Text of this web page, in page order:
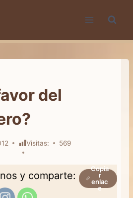
del
Visitas: 569
y comparte:
Copia
r
enlac
e